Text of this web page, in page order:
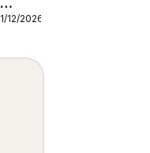
12/2026